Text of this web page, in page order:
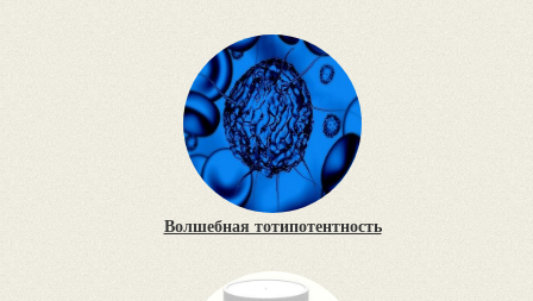
Волшебная тотипотентность